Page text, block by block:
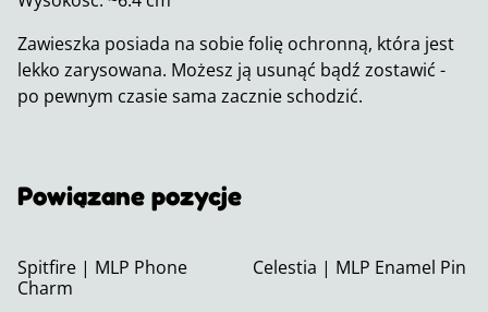
Zawieszka posiada na sobie folię ochronną, która jest
lekko zarysowana. Możesz ją usunąć bądź zostawić -
po pewnym czasie sama zacznie schodzić.
Powiązane pozycje
Spitfire | MLP Phone
Charm
Celestia | MLP Enamel Pin